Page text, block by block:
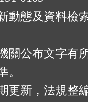
動態及資料檢
關公布文字有
。
更新，法規整